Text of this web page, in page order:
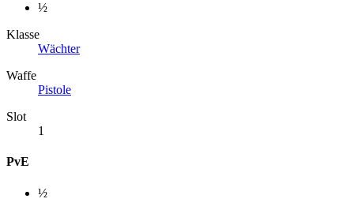
½
Klasse
Wächter
Waffe
Pistole
Slot
1
PvE
½